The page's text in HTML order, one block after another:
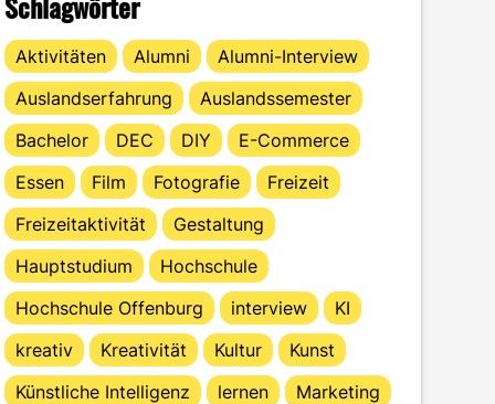
Aktivitäten Alumni
Alumni-Interview
Auslandserfahrung
Auslandssemester
Bachelor
DEC DIY
E-Commerce
Essen
Film Fotografie
Freizeit
Freizeitaktivität
Gestaltung
Hauptstudium
Hochschule
Hochschule Offenburg
interview
KI
kreativ
Kreativität Kultur
Kunst
Künstliche Intelligenz
lernen
Marketing